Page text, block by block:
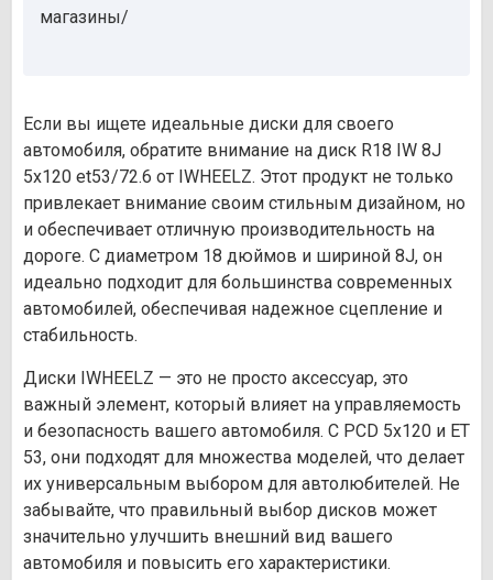
магазины/
Если вы ищете идеальные диски для своего
автомобиля, обратите внимание на диск R18 IW 8J
5х120 et53/72.6 от IWHEELZ. Этот продукт не только
привлекает внимание своим стильным дизайном, но
и обеспечивает отличную производительность на
дороге. С диаметром 18 дюймов и шириной 8J, он
идеально подходит для большинства современных
автомобилей, обеспечивая надежное сцепление и
стабильность.
Диски IWHEELZ — это не просто аксессуар, это
важный элемент, который влияет на управляемость
и безопасность вашего автомобиля. С PCD 5х120 и ET
53, они подходят для множества моделей, что делает
их универсальным выбором для автолюбителей. Не
забывайте, что правильный выбор дисков может
значительно улучшить внешний вид вашего
автомобиля и повысить его характеристики.